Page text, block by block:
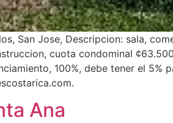
San Jose, Descripcion: sala,
cuota condominal
100%, debe tener el 5%
Ana